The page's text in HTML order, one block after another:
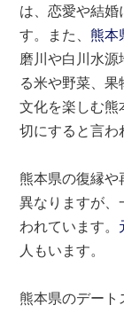
は、恋愛や結婚
す。また、熊本
磨川や白川水
る米や野菜、
文化を楽しむ熊
切にすると言わ
熊本県の復縁や
異なりますが、
われています。
人もいます。
熊本県のデート